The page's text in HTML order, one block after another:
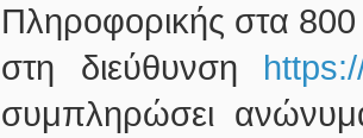
Πληροφορικής στα 800
στη διεύθυνση
συμπληρώσει